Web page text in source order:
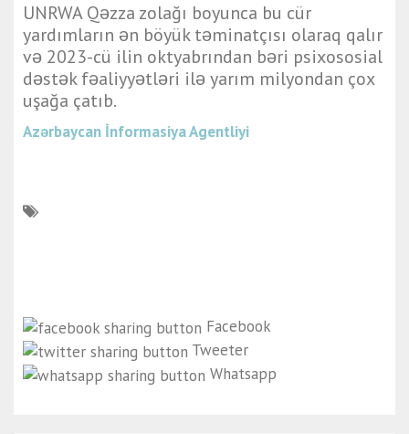
UNRWA Qəzza zolağı boyunca bu cür
yardımların ən böyük təminatçısı olaraq qalır
və 2023-cü ilin oktyabrından bəri psixososial
dəstək fəaliyyətləri ilə yarım milyondan çox
uşağa çatıb.
Azərbaycan İnformasiya Agentliyi
Facebook
Tweeter
Whatsapp